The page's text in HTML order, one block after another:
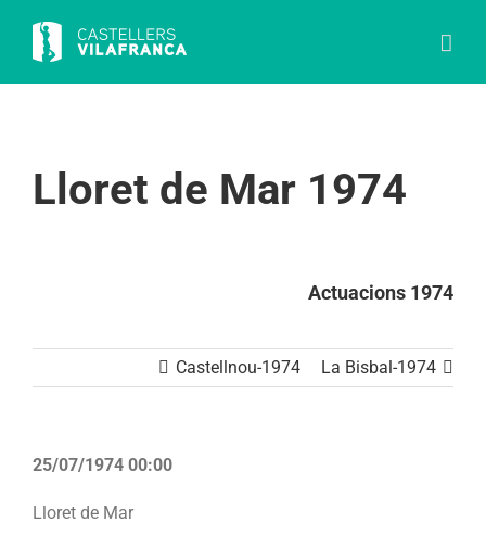
content
Lloret de Mar 1974
Actuacions 1974
Castellnou-1974 La Bisbal-1974
25/07/1974 00:00
Lloret de Mar